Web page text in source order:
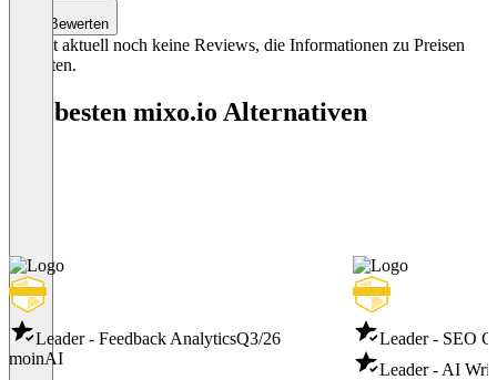
Bewerten
Es gibt aktuell noch keine Reviews, die Informationen zu Preisen
enthalten.
Die besten mixo.io Alternativen
Leader - Feedback AnalyticsQ3/26
moinAI
Leader - SEO
Leader - AI